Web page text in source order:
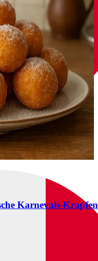
Karnevals-Krapfen